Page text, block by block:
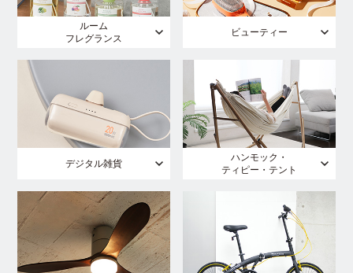
ルーム
フレグランス
ビューティー
デジタル雑貨
ハンモック・
ティピー・テント